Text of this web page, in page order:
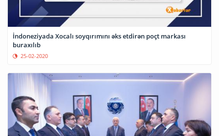
İndoneziyada Xocalı soyqırımını əks etdirən poçt markası
buraxılıb
25-02-2020